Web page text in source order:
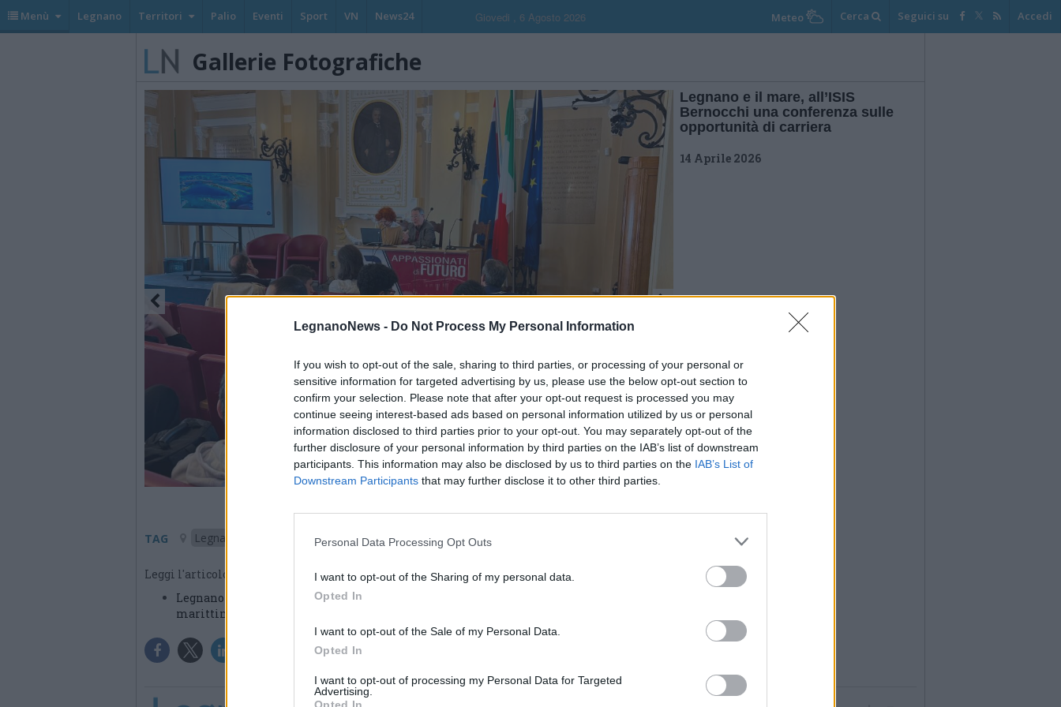
LegnanoNews - Do Not Process My Personal Information
If you wish to opt-out of the sale, sharing to third parties, or processing of your personal or
sensitive information for targeted advertising by us, please use the below opt-out section to
confirm your selection. Please note that after your opt-out request is processed you may
continue seeing interest-based ads based on personal information utilized by us or personal
information disclosed to third parties prior to your opt-out. You may separately opt-out of the
further disclosure of your personal information by third parties on the IAB’s list of downstream
participants. This information may also be disclosed by us to third parties on the IAB’s List of
Downstream Participants that may further disclose it to other third parties.
Personal Data Processing Opt Outs
I want to opt-out of the Sharing of my personal data.
Opted In
I want to opt-out of the Sale of my Personal Data.
Opted In
I want to opt-out of processing my Personal Data for Targeted
Advertising.
Menù Legnano Territori Palio Eventi Sport VN News24 Giovedi , 6 Agosto 2026 Meteo Cerca Seguici su Accedi
Gallerie Fotografiche
2 di 8
TAG
Legnano
Leggi l'articolo:
Legnano e il mare, al Bernocchi di Legnano il confronto su lavoro e futuro dell’economia
marittima
Legnano e il mare, all’ISIS
Bernocchi una conferenza sulle
opportunità di carriera
14 Aprile 2026